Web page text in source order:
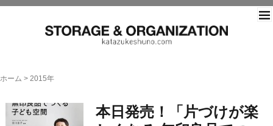
ホーム > 2015年
本日発売！「片づけが楽